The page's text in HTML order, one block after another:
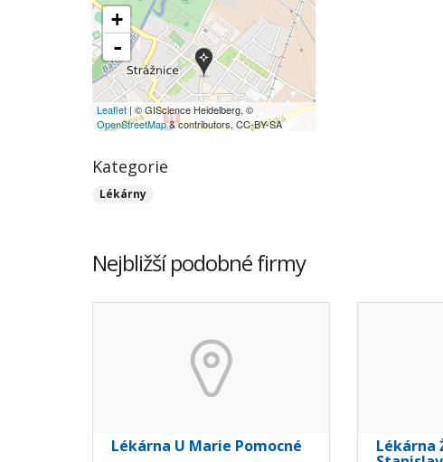
+
-
Leaflet | © GIScience Heidelberg, ©
OpenStreetMap& contributors, CC-BY-SA
Kategorie
Lékárny
Nejbližší podobné firmy
Lékárna U Marie Pomocné Lékárna